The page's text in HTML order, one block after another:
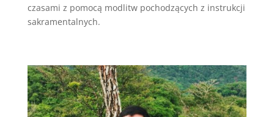
czasami z pomocą modlitw pochodzących z instrukcji
sakramentalnych.